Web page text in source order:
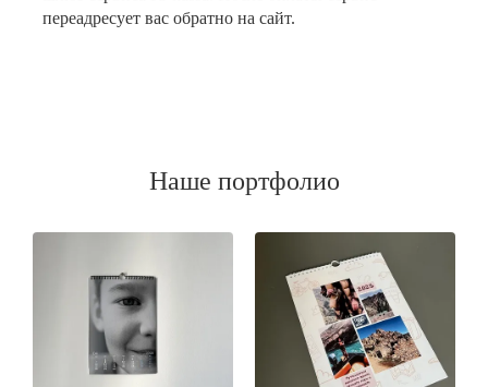
переадресует вас обратно на сайт.
Наше портфолио